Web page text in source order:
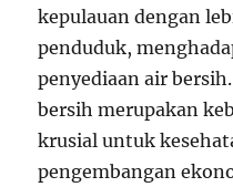
kepulauan dengan
penduduk,
penyediaan air
bersih merupakan
krusial untuk
pengembangan